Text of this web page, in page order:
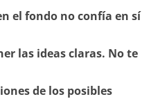
el fondo no confía en sí
las ideas claras. No te
de los posibles